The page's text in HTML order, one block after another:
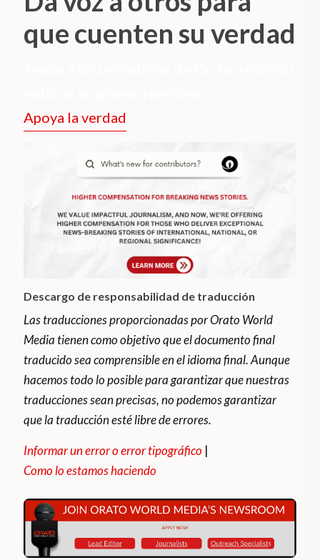
que cuenten su verdad
Apoya la verdad
Descargo de responsabilidad de traducción
Las traducciones proporcionadas por Orato World
Media tienen como objetivo que el documento final
traducido sea comprensible en el idioma final. Aunque
hacemos todo lo posible para garantizar que nuestras
traducciones sean precisas, no podemos garantizar
que la traducción esté libre de errores.
Informar un error o error tipográfico |
Como lo estamos haciendo